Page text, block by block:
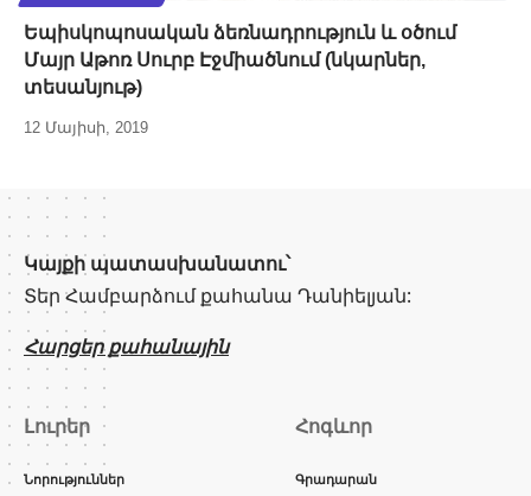
Եպիսկոպոսական ձեռնադրություն և օծում
Մայր Աթոռ Սուրբ Էջմիածնում (նկարներ,
տեսանյութ)
12 Մայիսի, 2019
Կայքի պատասխանատու՝
Տեր Համբարձում քահանա Դանիելյան:
Հարցեր քահանային
Լուրեր
Նորություններ
Հոգևոր
Գրադարան